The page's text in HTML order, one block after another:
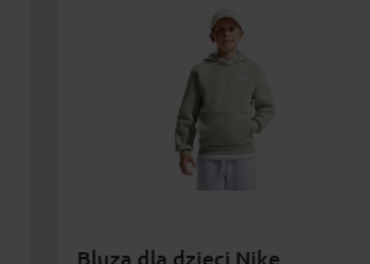
Bluza dla dzieci Nike